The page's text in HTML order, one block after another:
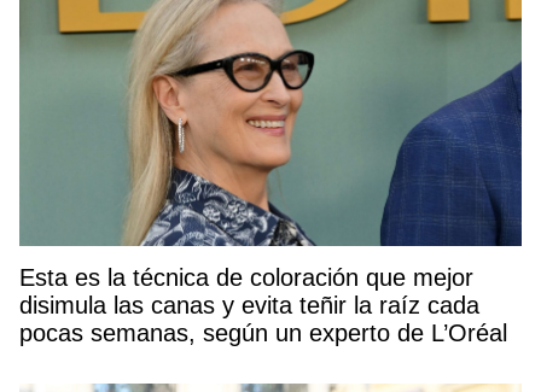
Esta es la técnica de coloración que mejor
disimula las canas y evita teñir la raíz cada
pocas semanas, según un experto de L’Oréal